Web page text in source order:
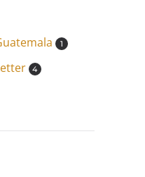
1
4